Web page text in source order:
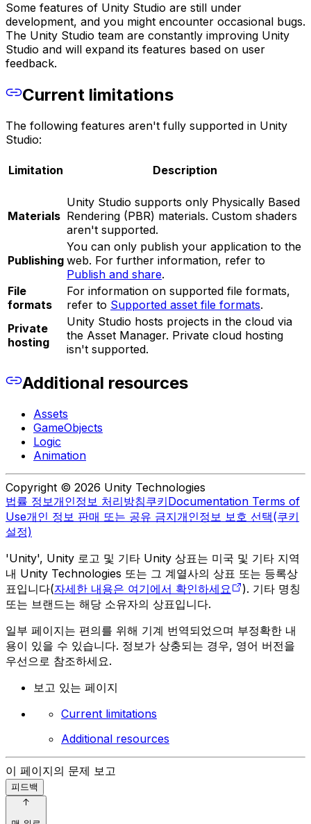
Some features of Unity Studio are still under
development, and you might encounter occasional bugs.
The Unity Studio team are constantly improving Unity
Studio and will expand its features based on user
feedback.
Current limitations
The following features aren't fully supported in Unity
Studio:
Limitation Description
Materials
Unity Studio supports only Physically Based
Rendering (PBR) materials. Custom shaders
aren't supported.
Publishing
You can only publish your application to the
web. For further information, refer to
Publish and share.
File
formats
For information on supported file formats,
refer to Supported asset file formats.
Private
hosting
Unity Studio hosts projects in the cloud via
the Asset Manager. Private cloud hosting
isn't supported.
Additional resources
Assets
GameObjects
Logic
Animation
Copyright © 2026 Unity Technologies
법률 정보개인정보 처리방침쿠키Documentation Terms of
Use개인 정보 판매 또는 공유 금지개인정보 보호 선택(쿠키
설정)
'Unity', Unity 로고 및 기타 Unity 상표는 미국 및 기타 지역
내 Unity Technologies 또는 그 계열사의 상표 또는 등록상
표입니다(자세한 내용은 여기에서 확인하세요
). 기타 명칭
또는 브랜드는 해당 소유자의 상표입니다.
일부 페이지는 편의를 위해 기계 번역되었으며 부정확한 내
용이 있을 수 있습니다. 정보가 상충되는 경우, 영어 버전을
우선으로 참조하세요.
보고 있는 페이지
Current limitations
Additional resources
이 페이지의 문제 보고
피드백